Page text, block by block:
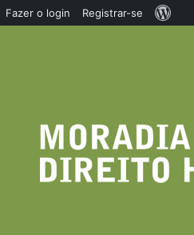
Fazer o login Registrar-se